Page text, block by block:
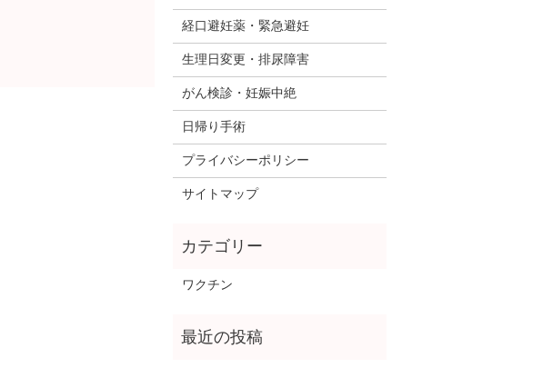
経口避妊薬・緊急避妊
生理日変更・排尿障害
がん検診・妊娠中絶
日帰り手術
プライバシーポリシー
サイトマップ
ワクチン